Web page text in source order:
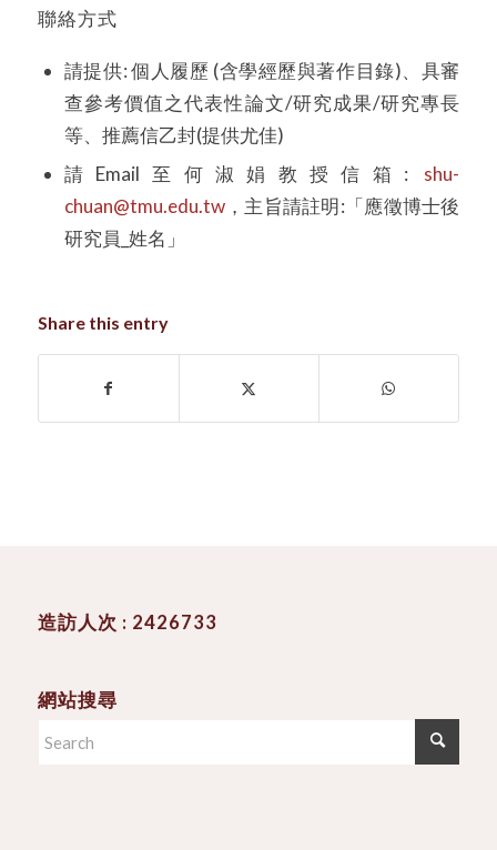
聯絡方式
請提供: 個人履歷 (含學經歷與著作目錄)、具審
查參考價值之代表性論文/研究成果/研究專長
等、推薦信乙封(提供尤佳)
請Email至何淑娟教授信箱: shu-
chuan@tmu.edu.tw，主旨請註明:「應徵博士後
研究員_姓名」
Share this entry
造訪人次 : 2426733
網站搜尋